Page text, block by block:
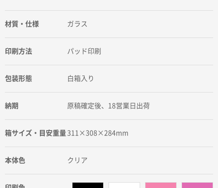
材質・仕様 ガラス
印刷方法 パッド印刷
包装形態 白箱入り
納期 原稿確定後、18営業日出荷
箱サイズ・目安重量 311×308×284mm
本体色 クリア